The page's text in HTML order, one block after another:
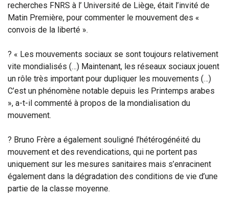
recherches FNRS à l’ Université de Liège, était l’invité de
Matin Première, pour commenter le mouvement des «
convois de la liberté ».
? « Les mouvements sociaux se sont toujours relativement
vite mondialisés (…) Maintenant, les réseaux sociaux jouent
un rôle très important pour dupliquer les mouvements (…)
C’est un phénomène notable depuis les Printemps arabes
», a-t-il commenté à propos de la mondialisation du
mouvement.
? Bruno Frère a également souligné l’hétérogénéité du
mouvement et des revendications, qui ne portent pas
uniquement sur les mesures sanitaires mais s’enracinent
également dans la dégradation des conditions de vie d’une
partie de la classe moyenne.